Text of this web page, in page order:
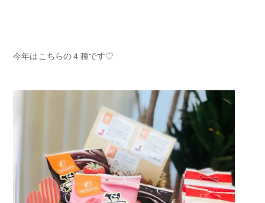
今年はこちらの４種です♡